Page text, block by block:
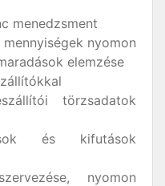
menedzsment
nyomon
elemzése
törzsadatok
és kifutások
nyomon